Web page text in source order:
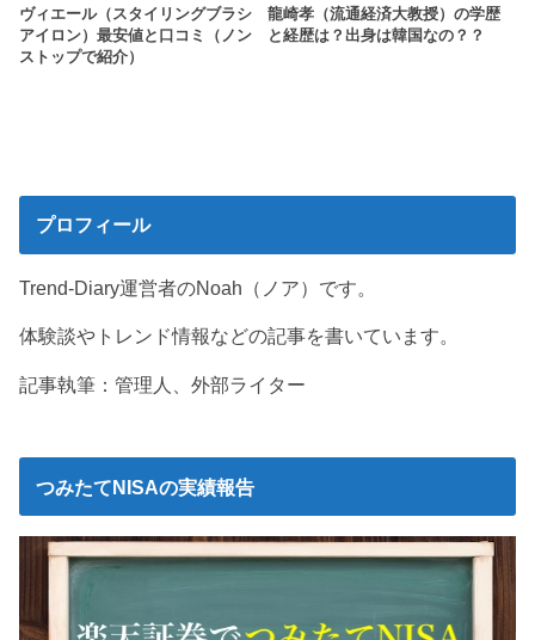
ヴィエール（スタイリングブラシ
アイロン）最安値と口コミ（ノン
ストップで紹介）
龍崎孝（流通経済大教授）の学歴
と経歴は？出身は韓国なの？？
プロフィール
Trend-Diary運営者のNoah（ノア）です。
体験談やトレンド情報などの記事を書いています。
記事執筆：管理人、外部ライター
つみたてNISAの実績報告